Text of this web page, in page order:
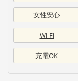
女性安心
Wi-Fi
充電OK